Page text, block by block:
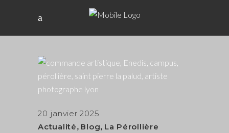
20 janvier 2025
Actualité, Blog, La Pérollière